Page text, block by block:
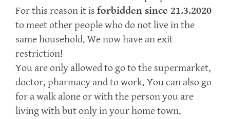
For this reason it is forbidden since 21.3.2020
to meet other people who do not live in the
same household. We now have an exit
restriction!
You are only allowed to go to the supermarket,
doctor, pharmacy and to work. You can also go
for a walk alone or with the person you are
living with but only in your home town.